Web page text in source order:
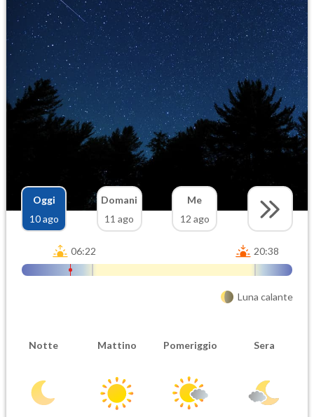
Oggi
10 ago
Domani
11 ago
Me
12 ago
06:22 20:38
Luna calante
Notte Mattino Pomeriggio Sera